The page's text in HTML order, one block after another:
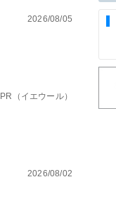
2026/08/05
PR（イエウール）
2026/08/02